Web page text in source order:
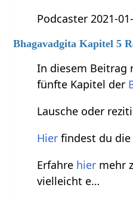
Podcaster 2021-
Bhagavadgita Kapitel 5
In diesem Beitrag
fünfte Kapitel der
Lausche oder
Hierfindest du
Erfahre hier mehr
vielleicht e…